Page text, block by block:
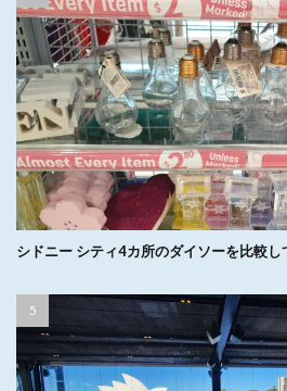
シドニー シティ4カ所のダイソーを比較し